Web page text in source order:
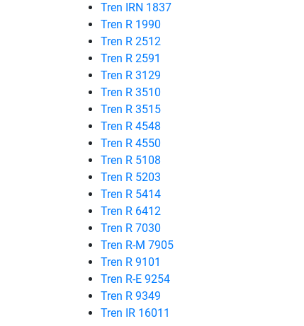
Tren IRN 1837
Tren R 1990
Tren R 2512
Tren R 2591
Tren R 3129
Tren R 3510
Tren R 3515
Tren R 4548
Tren R 4550
Tren R 5108
Tren R 5203
Tren R 5414
Tren R 6412
Tren R 7030
Tren R-M 7905
Tren R 9101
Tren R-E 9254
Tren R 9349
Tren IR 16011